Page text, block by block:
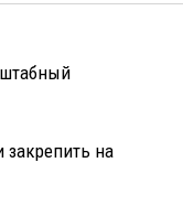
закрепить на